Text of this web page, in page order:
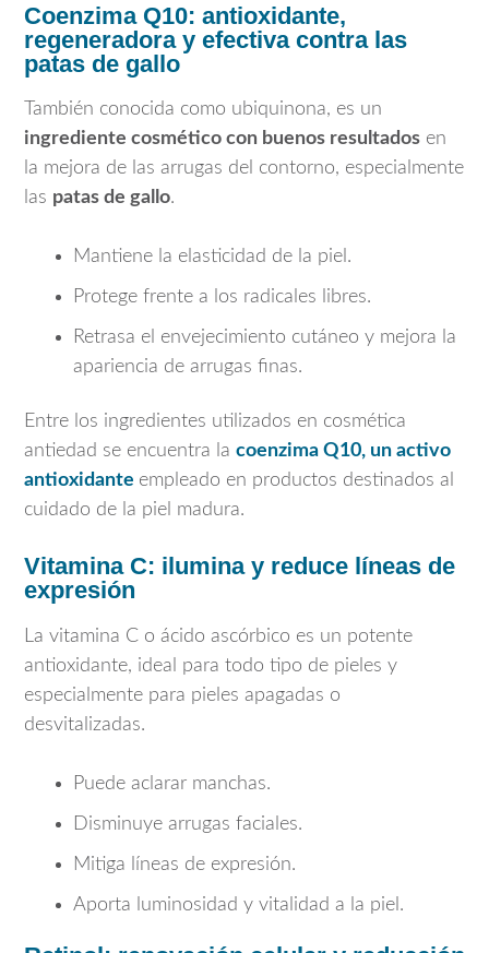
Coenzima Q10: antioxidante,
regeneradora y efectiva contra las
patas de gallo
También conocida como ubiquinona, es un
ingrediente cosmético con buenos resultados en
la mejora de las arrugas del contorno, especialmente
las patas de gallo.
Mantiene la elasticidad de la piel.
Protege frente a los radicales libres.
Retrasa el envejecimiento cutáneo y mejora la
apariencia de arrugas finas.
Entre los ingredientes utilizados en cosmética
antiedad se encuentra la coenzima Q10, un activo
antioxidante empleado en productos destinados al
cuidado de la piel madura.
Vitamina C: ilumina y reduce líneas de
expresión
La vitamina C o ácido ascórbico es un potente
antioxidante, ideal para todo tipo de pieles y
especialmente para pieles apagadas o
desvitalizadas.
Puede aclarar manchas.
Disminuye arrugas faciales.
Mitiga líneas de expresión.
Aporta luminosidad y vitalidad a la piel.